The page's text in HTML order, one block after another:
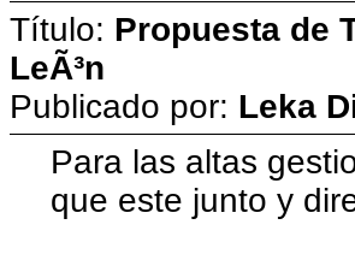
Título: Propuesta de
LeÃ³n
Publicado por: Leka
Para las altas
que este junto y